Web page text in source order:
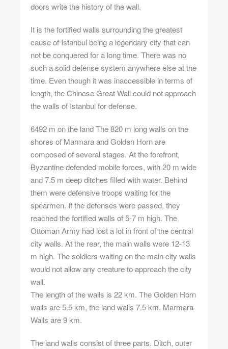
doors write the history of the wall.
It is the fortified walls surrounding the greatest
cause of Istanbul being a legendary city that can
not be conquered for a long time. There was no
such a solid defense system anywhere else at the
time. Even though it was inaccessible in terms of
length, the Chinese Great Wall could not approach
the walls of Istanbul for defense.
6492 m on the land The 820 m long walls on the
shores of Marmara and Golden Horn are
composed of several stages. At the forefront,
Byzantine defended mobile forces, with 20 m wide
and 7.5 m deep ditches filled with water. Behind
them were defensive troops waiting for the
spearmen. If the defenses were passed, they
reached the fortified walls of 5-7 m high. The
Ottoman Army had lost a lot in front of the central
city walls. At the rear, the main walls were 12-13
m high. The soldiers waiting on the main city walls
would not allow any creature to approach the city
wall.
The length of the walls is 22 km. The Golden Horn
walls are 5.5 km, the land walls 7.5 km. Marmara
Walls are 9 km.
The land walls consist of three parts. Ditch, outer